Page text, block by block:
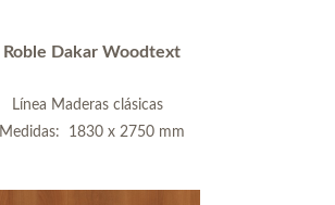
Roble Dakar Woodtext
Línea Maderas clásicas
Medidas: 1830 x 2750 mm